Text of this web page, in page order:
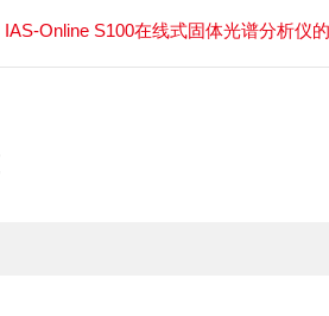
IAS-Online S100在线式固体光谱分析仪